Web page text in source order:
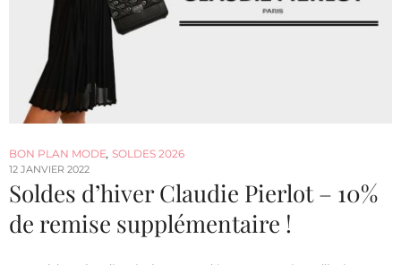
BON PLAN MODE, SOLDES 2026
12 JANVIER 2022
Soldes d’hiver Claudie Pierlot – 10%
de remise supplémentaire !